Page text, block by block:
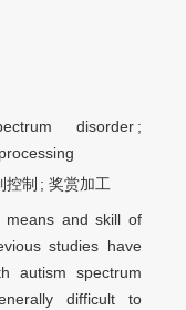
disorder ;
控制 ;奖赏加工
means and skill of
studies have
autism spectrum
difficult to